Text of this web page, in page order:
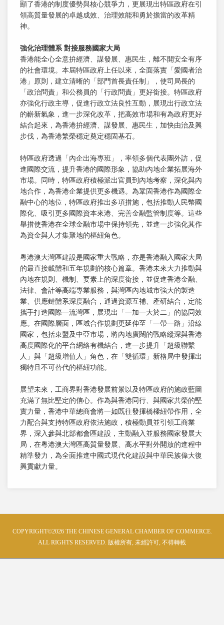
顯了香港的制度優勢與核心競爭力，更展現出特區政府在引
領高質量發展的卓越成效、治理效能和勇於擔當的改革精
神。
強化治理體系 對接服務國家大局
香港能全心全意拚經濟、謀發展、惠民生，離不開安全有序
的社會環境。本屆特區政府上任以來，全面落實「愛國者治
港」原則，建立清晰的「部門首長責任制」，使司局長的
「政治問責」和公務員的「行政問責」更好銜接。特區政府
亦強化行政主導，促進行政立法良性互動，展現出行政立法
的嶄新氣象，進一步深化改革，把高效市場和有為政府更好
結合起來，為香港拚經濟、謀發展、惠民生，加快由治及興
步伐，為香港繁榮穩定奠定穩固基石。
特區政府透過「內企出海專班」，率領多個代表團外訪，促
進國際交流，提升香港的國際形象，協助內地企業拓展海外
市場。同時，特區政府積極派出官員到內地考察，深化與內
地合作，為香港企業提供更多機遇。為鞏固香港作為國際金
融中心的地位，特區政府推出多項措施，包括推動人民幣國
際化、吸引更多國際資本來港、完善金融監管制度等。這些
舉措使香港在全球金融市場中保持領先，並進一步強化其作
為資金與人才集聚地的樞紐角色。
粵港澳大灣區建設是國家重大戰略，亦是香港融入國家大局
的最直接載體和五年規劃的核心篇章。香港未來大力推動與
內地在規則、機制、要素上的深度銜接，並促進香港金融、
法律、會計等高端專業服務，與灣區內地城市強大的製造
業、供應鏈體系深度融合，通過資源互補、產研結合，定能
攜手打造國際一流灣區，展現出「一加一大於二」的協同效
應。在國際層面，區域合作規劃更延伸至「一帶一路」沿線
國家，包括東盟及中亞市場，將內地廣闊的戰略縱深與香港
高度國際化的平台網絡有機結合，進一步提升「超級聯繫
人」與「超級增值人」角色，在「雙循環」新格局中發揮出
獨特且不可替代的樞紐功能。
展望未來，工商界對香港發展前景以及特區政府的施政藍圖
充滿了無比堅定的信心。作為與香港同行、與國家共榮的堅
實力量，香港中華總商會將一如既往發揮橋樑紐帶作用，全
力配合與支持特區政府依法施政，積極動員並引領工商業
界，深入參與北部都會區建設，主動融入並服務國家發展大
局，在粵港澳大灣區高質量發展、高水平對外開放的進程中
精準發力，為全面推進中國式現代化建設與中華民族偉大復
興貢獻力量。
COPYRIGHT©2026 THE CHINESE GENERAL CHAMBER OF COMMERCE.
ALL RIGHTS RESERVED. 版權所有, 未經許可, 不得轉載